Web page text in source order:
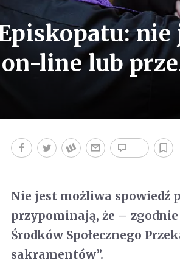
line lub
Nie jest możliwa spowiedź
przypominają, że –
Środków Społecznego
sakramentów”.